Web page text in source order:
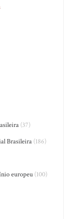
(37)
Brasileira (186)
europeu(100)